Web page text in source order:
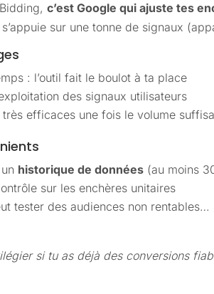
c’est Google qui ajuste tes
s’appuie sur une tonne de signaux
: l’outil fait le boulot à ta place
des signaux utilisateurs
très efficaces une fois le volume
historique de données (au moins
sur les enchères unitaires
tester des audiences non
si tu as déjà des conversions